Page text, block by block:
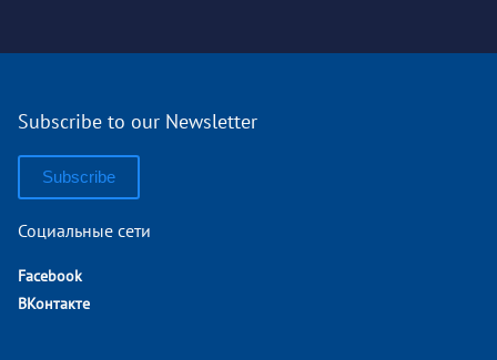
Subscribe to our Newsletter
Subscribe
Социальные сети
Facebook
ВКонтакте